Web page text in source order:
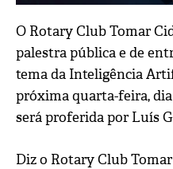
O Rotary Club Tomar
palestra pública e de
tema da Inteligência
próxima quarta-feira, dia
será proferida por Luís
Diz o Rotary Club